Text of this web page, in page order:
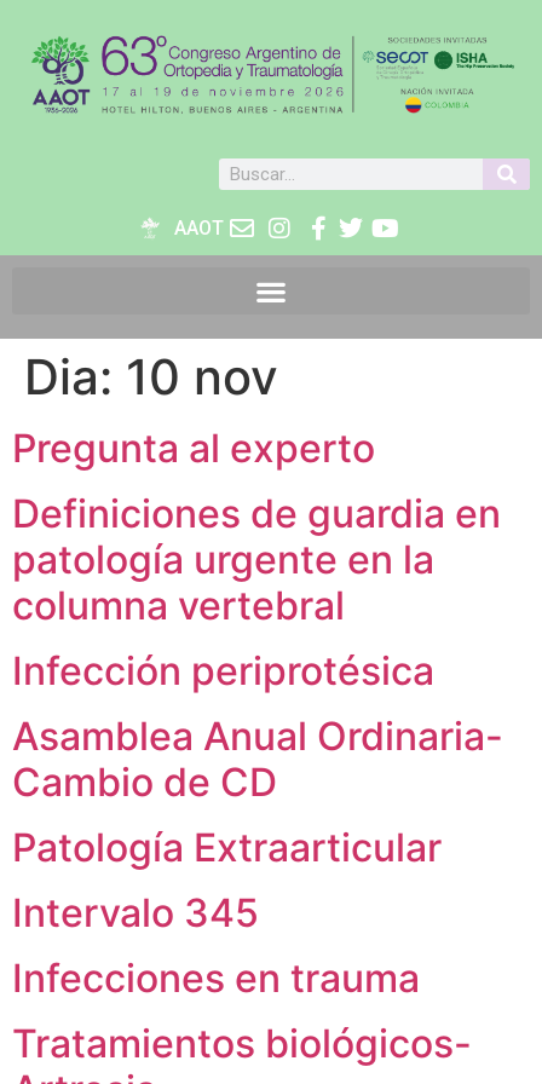
AAOT
Dia: 10 nov
Pregunta al experto
Definiciones de guardia en
patología urgente en la
columna vertebral
Infección periprotésica
Asamblea Anual Ordinaria-
Cambio de CD
Patología Extraarticular
Intervalo 345
Infecciones en trauma
Tratamientos biológicos-